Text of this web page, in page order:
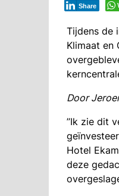
Share
Tijdens de
Klimaat en
Door
’’Ik zie dit
Hotel
deze